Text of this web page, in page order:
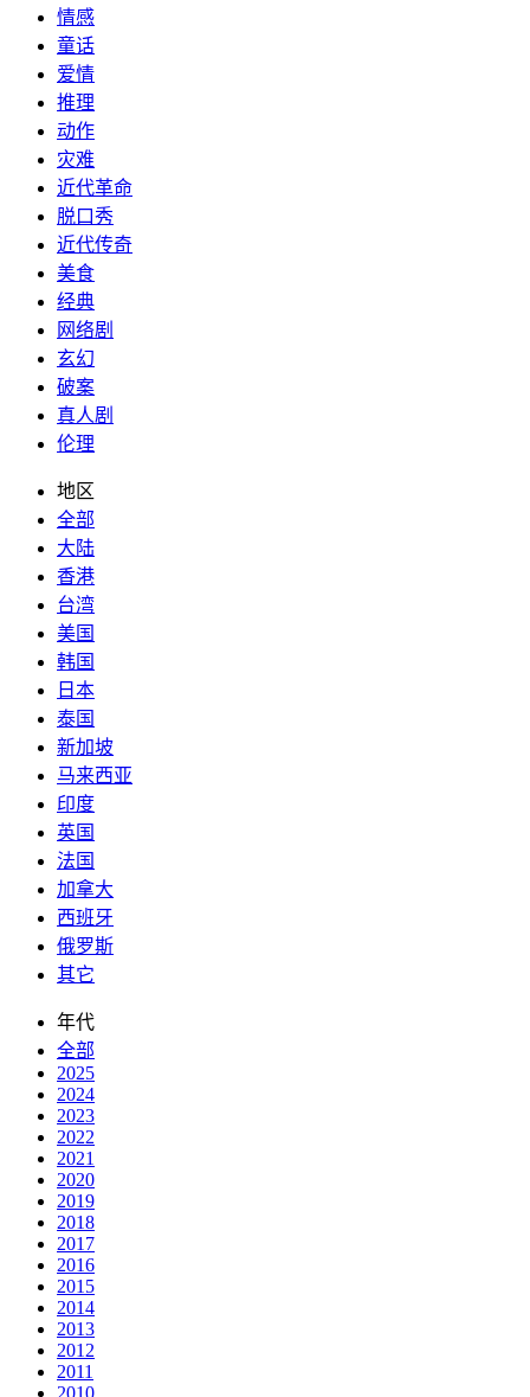
情感
童话
爱情
推理
动作
灾难
近代革命
脱口秀
近代传奇
美食
经典
网络剧
玄幻
破案
真人剧
伦理
地区
全部
大陆
香港
台湾
美国
韩国
日本
泰国
新加坡
马来西亚
印度
英国
法国
加拿大
西班牙
俄罗斯
其它
年代
全部
2025
2024
2023
2022
2021
2020
2019
2018
2017
2016
2015
2014
2013
2012
2011
2010